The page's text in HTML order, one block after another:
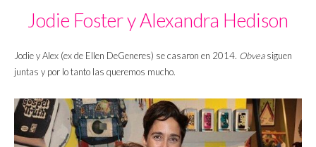
Jodie Foster y Alexandra Hedison
Jodie y Alex (ex de Ellen DeGeneres) se casaron en 2014. Obveasiguen
juntas y por lo tanto las queremos mucho.